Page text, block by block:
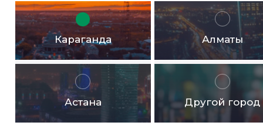
Доставка бесплатная в черте города от 10.000тг!
Караганда Алматы
Астана Другой город